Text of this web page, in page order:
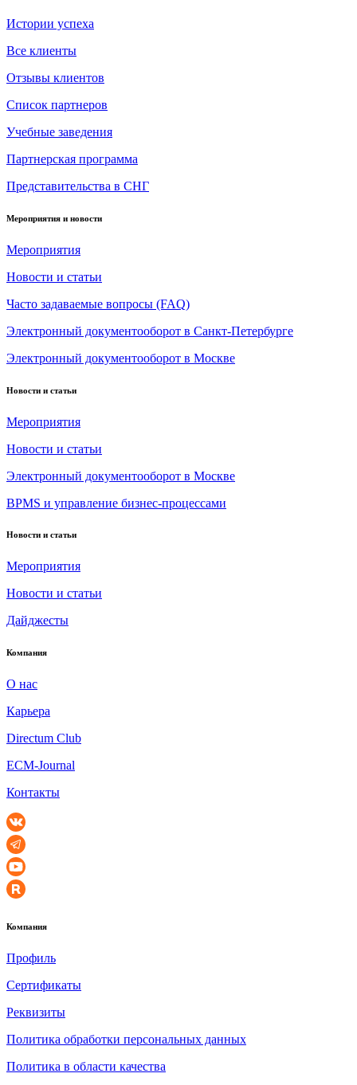
Истории успеха
Все клиенты
Отзывы клиентов
Список партнеров
Учебные заведения
Партнерская программа
Представительства в СНГ
Мероприятия и новости
Мероприятия
Новости и статьи
Часто задаваемые вопросы (FAQ)
Электронный документооборот в Санкт-Петербурге
Электронный документооборот в Москве
Новости и статьи
Мероприятия
Новости и статьи
Электронный документооборот в Москве
BPMS и управление бизнес-процессами
Новости и статьи
Мероприятия
Новости и статьи
Дайджесты
Компания
О нас
Карьера
Directum Club
ECM-Journal
Контакты
Компания
Профиль
Сертификаты
Реквизиты
Политика обработки персональных данных
Политика в области качества